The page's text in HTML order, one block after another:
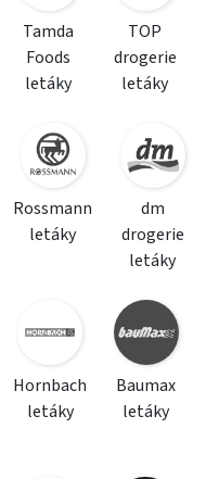
Tamda
Foods
letáky
TOP
drogerie
letáky
Rossmann
letáky
dm
drogerie
letáky
Hornbach
letáky
Baumax
letáky